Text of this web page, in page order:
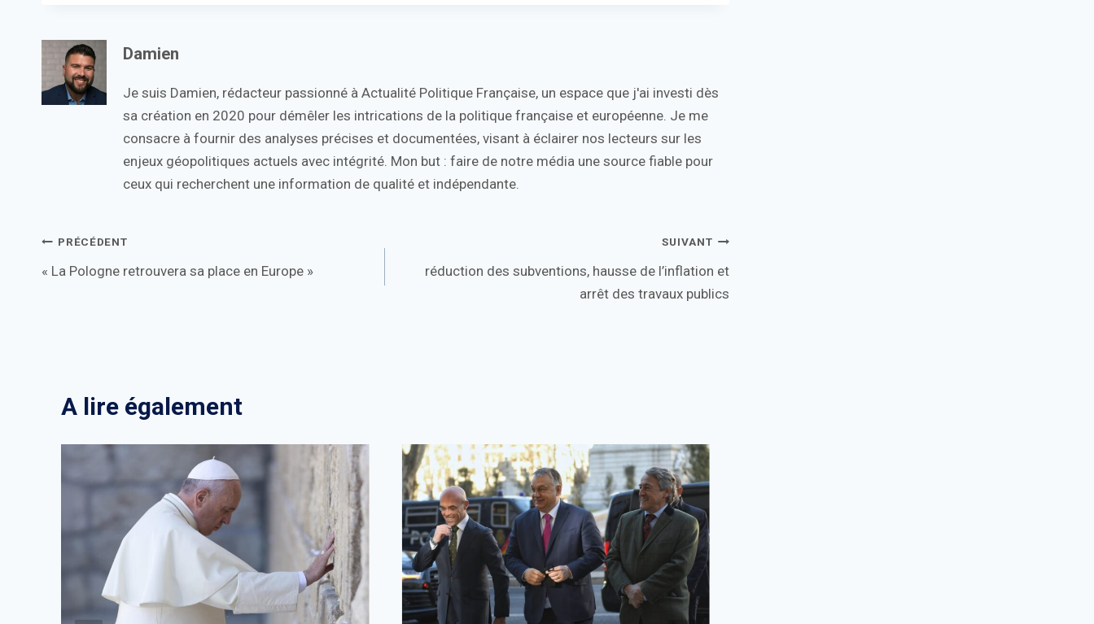
Damien
Je suis Damien, rédacteur passionné à Actualité Politique Française, un espace que j'ai investi dès
sa création en 2020 pour démêler les intrications de la politique française et européenne. Je me
consacre à fournir des analyses précises et documentées, visant à éclairer nos lecteurs sur les
enjeux géopolitiques actuels avec intégrité. Mon but : faire de notre média une source fiable pour
ceux qui recherchent une information de qualité et indépendante.
Navigation
de
PRÉCÉDENT
« La Pologne retrouvera sa place en Europe »
SUIVANT
réduction des subventions, hausse de l’inflation et
arrêt des travaux publics
A lire également